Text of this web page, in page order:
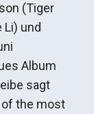
(Tiger
Li) und
Album
sagt
of the most